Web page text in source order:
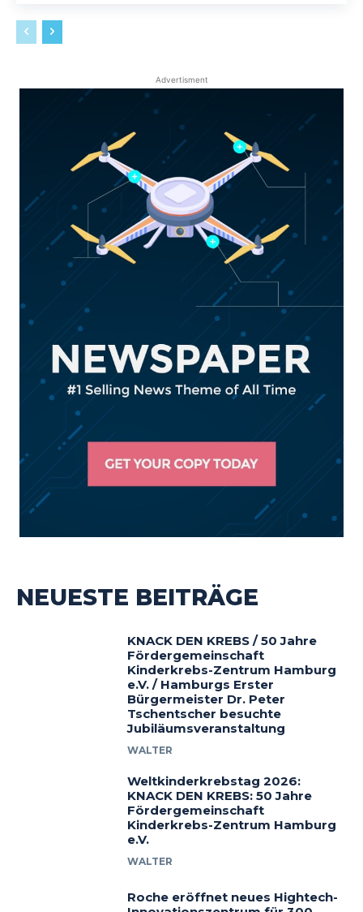
Advertisment
NEUESTE BEITRÄGE
KNACK DEN KREBS / 50 Jahre
Fördergemeinschaft
Kinderkrebs-Zentrum Hamburg
e.V. / Hamburgs Erster
Bürgermeister Dr. Peter
Tschentscher besuchte
Jubiläumsveranstaltung
WALTER
Weltkinderkrebstag 2026:
KNACK DEN KREBS: 50 Jahre
Fördergemeinschaft
Kinderkrebs-Zentrum Hamburg
e.V.
WALTER
Roche eröffnet neues Hightech-